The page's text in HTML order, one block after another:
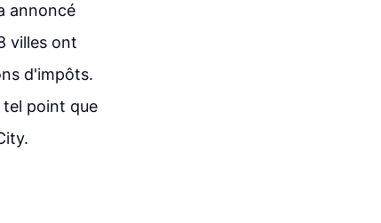
annoncé
villes ont
d'impôts.
tel point que